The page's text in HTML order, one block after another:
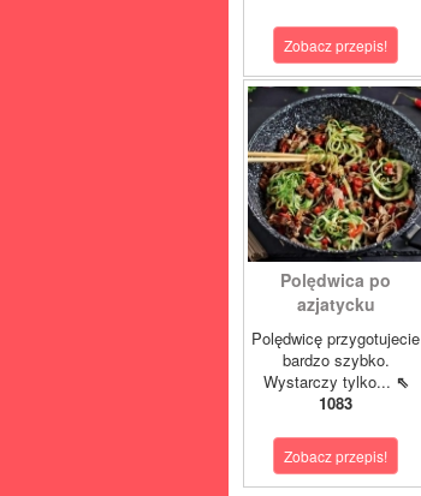
Zobacz przepis!
Polędwica po
azjatycku
Polędwicę przygotujecie
bardzo szybko.
Wystarczy tylko... ⇖
1083
Zobacz przepis!